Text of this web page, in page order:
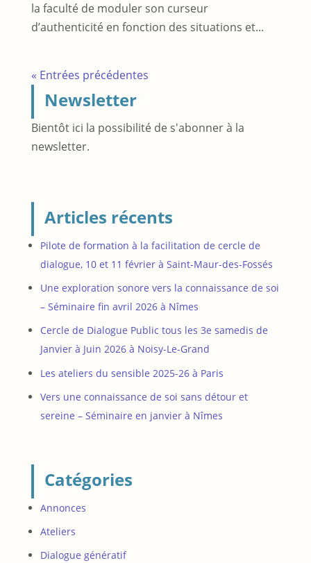
la faculté de moduler son curseur
d’authenticité en fonction des situations et...
« Entrées précédentes
Newsletter
Bientôt ici la possibilité de s'abonner à la
newsletter.
Articles récents
Pilote de formation à la facilitation de cercle de
dialogue, 10 et 11 février à Saint-Maur-des-Fossés
Une exploration sonore vers la connaissance de soi
– Séminaire fin avril 2026 à Nîmes
Cercle de Dialogue Public tous les 3e samedis de
Janvier à Juin 2026 à Noisy-Le-Grand
Les ateliers du sensible 2025-26 à Paris
Vers une connaissance de soi sans détour et
sereine – Séminaire en janvier à Nîmes
Catégories
Annonces
Ateliers
Dialogue génératif